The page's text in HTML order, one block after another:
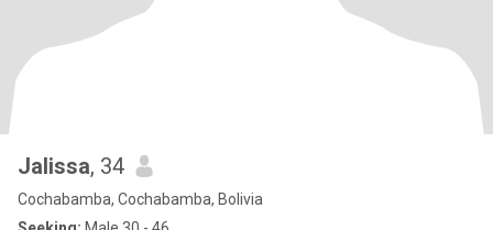
Jalissa, 34
Cochabamba, Cochabamba, Bolivia